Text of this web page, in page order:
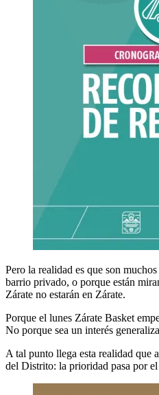
Pero la realidad es que son
barrio privado, o porque están
Zárate no estarán en Zárate.
Porque el lunes Zárate Basket
No porque sea un interés
A tal punto llega esta realidad que
del Distrito: la prioridad pasa por